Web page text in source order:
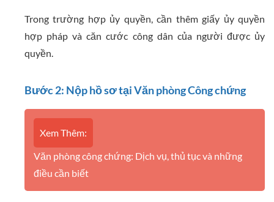
Trong trường hợp ủy quyền, cần thêm giấy ủy quyền
hợp pháp và căn cước công dân của người được ủy
quyền.
Bước 2: Nộp hồ sơ tại Văn phòng Công chứng
Xem Thêm:
Văn phòng công chứng: Dịch vụ, thủ tục và những
điều cần biết